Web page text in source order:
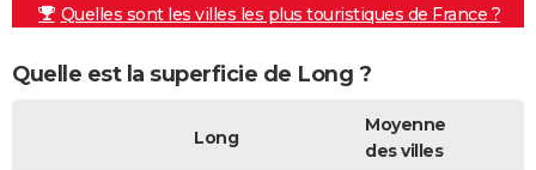
Quelles sont les villes les plus touristiques de France ?
Quelle est la superficie de Long ?
Long
Moyenne
des villes